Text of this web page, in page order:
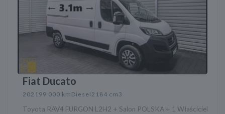
Fiat Ducato
202199 000 km Diesel2184 cm3
Toyota RAV4 FURGON L2H2 + Salon POLSKA + 1 Właściciel